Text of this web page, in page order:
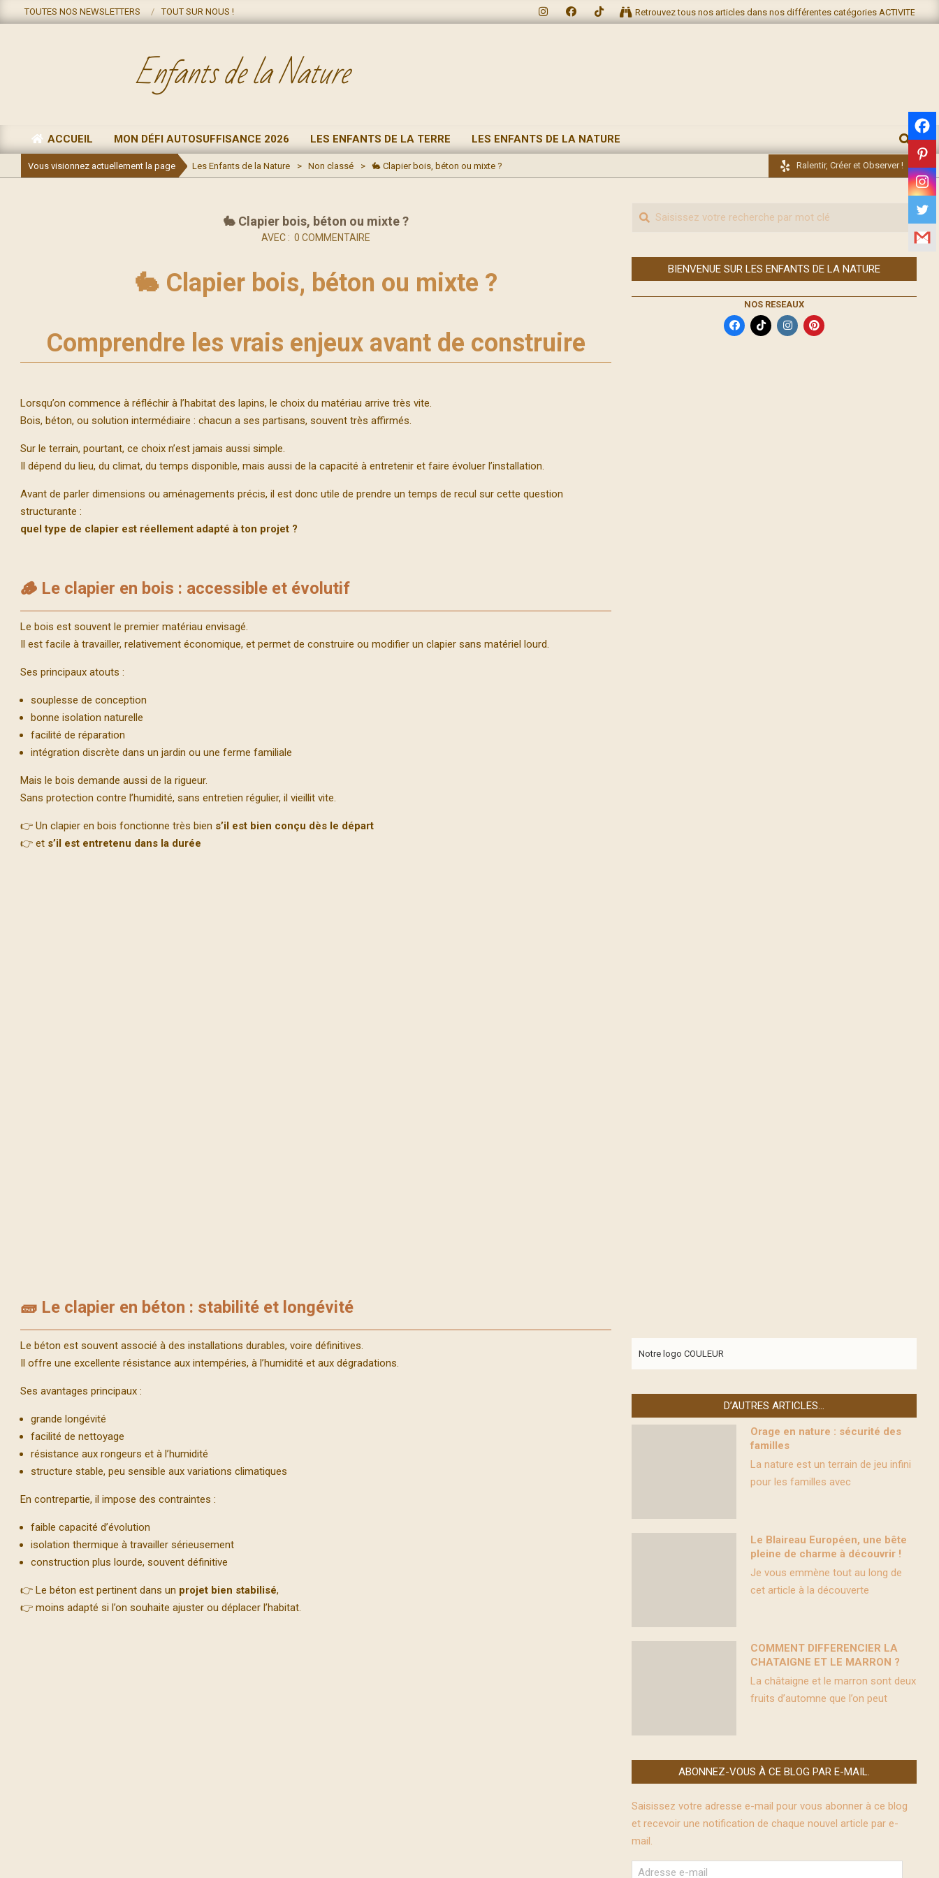
to
TOUTES NOS NEWSLETTERS TOUT SUR NOUS ! Retrouvez tous nos articles dans nos différentes catégories ACTIVITES
Enfants de la Nature
Primary
Navigation
Menu
ACCUEIL MON DÉFI AUTOSUFFISANCE 2026 LES ENFANTS DE LA TERRE LES ENFANTS DE LA NATURE
Vous visionnez actuellement la page Les Enfants de la Nature > Non classé > 🐇 Clapier bois, béton ou mixte ? Ralentir, Créer et Observer !
🐇 Clapier bois, béton ou mixte ?
AVEC : 0 COMMENTAIRE
🐇 Clapier bois, béton ou mixte ?
Comprendre les vrais enjeux avant de construire
Lorsqu’on commence à réfléchir à l’habitat des lapins, le choix du matériau arrive très vite.
Bois, béton, ou solution intermédiaire : chacun a ses partisans, souvent très affirmés.
Sur le terrain, pourtant, ce choix n’est jamais aussi simple.
Il dépend du lieu, du climat, du temps disponible, mais aussi de la capacité à entretenir et faire évoluer l’installation.
Avant de parler dimensions ou aménagements précis, il est donc utile de prendre un temps de recul sur cette question
structurante :
quel type de clapier est réellement adapté à ton projet ?
🪵 Le clapier en bois : accessible et évolutif
Le bois est souvent le premier matériau envisagé.
Il est facile à travailler, relativement économique, et permet de construire ou modifier un clapier sans matériel lourd.
Ses principaux atouts :
souplesse de conception
bonne isolation naturelle
facilité de réparation
intégration discrète dans un jardin ou une ferme familiale
Mais le bois demande aussi de la rigueur.
Sans protection contre l’humidité, sans entretien régulier, il vieillit vite.
👉 Un clapier en bois fonctionne très bien s’il est bien conçu dès le départ
👉 et s’il est entretenu dans la durée
🧱 Le clapier en béton : stabilité et longévité
Le béton est souvent associé à des installations durables, voire définitives.
Il offre une excellente résistance aux intempéries, à l’humidité et aux dégradations.
Ses avantages principaux :
grande longévité
facilité de nettoyage
résistance aux rongeurs et à l’humidité
structure stable, peu sensible aux variations climatiques
En contrepartie, il impose des contraintes :
faible capacité d’évolution
isolation thermique à travailler sérieusement
construction plus lourde, souvent définitive
👉 Le béton est pertinent dans un projet bien stabilisé,
👉 moins adapté si l’on souhaite ajuster ou déplacer l’habitat.
Recherche
BIENVENUE SUR LES ENFANTS DE LA NATURE
NOS RESEAUX
Notre logo COULEUR
D’AUTRES ARTICLES…
Orage en nature : sécurité des
familles
La nature est un terrain de jeu infini
pour les familles avec
Le Blaireau Européen, une bête
pleine de charme à découvrir !
Je vous emmène tout au long de
cet article à la découverte
COMMENT DIFFERENCIER LA
CHATAIGNE ET LE MARRON ?
La châtaigne et le marron sont deux
fruits d’automne que l’on peut
ABONNEZ-VOUS À CE BLOG PAR E-MAIL.
Saisissez votre adresse e-mail pour vous abonner à ce blog
et recevoir une notification de chaque nouvel article par e-
mail.
Adresse